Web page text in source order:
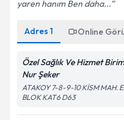
yaren hanım Ben daha...
Adres 1 Online
Özel Sağlık Ve Hizmet
Nur Şeker
ATAKOY 7-8-9-10 KİSM MAH.
BLOK KAT6 D63